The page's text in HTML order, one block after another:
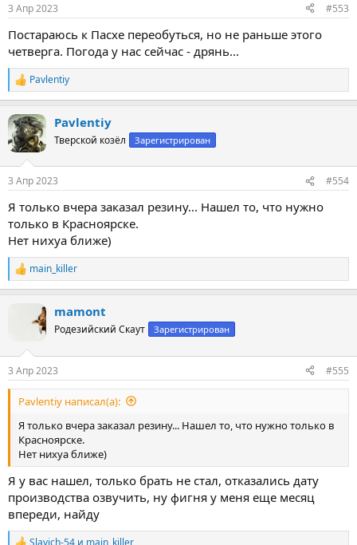
3 Апр 2023 #553
Постараюсь к Пасхе переобуться, но не раньше этого
четверга. Погода у нас сейчас - дрянь...
Р
е
к
ц
и
Pavlentiy
Pavlentiy
Тверской козёл Зарегистрирован
3 Апр 2023 #554
Я только вчера заказал резину... Нашел то, что нужно
только в Красноярске.
Нет нихуа ближе)
Р
е
main_killer
mamont
Родезийский Скаут Зарегистрирован
3 Апр 2023 #555
Pavlentiy написал(а):
Я только вчера заказал резину... Нашел то, что нужно только в
Красноярске.
Нет нихуа ближе)
Я у вас нашел, только брать не стал, отказались дату
производства озвучить, ну фигня у меня еще месяц
впереди, найду